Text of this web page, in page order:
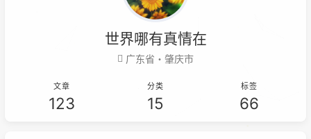
世界哪有真情在
广东省・肇庆市
文章
123
分类
15
标签
66